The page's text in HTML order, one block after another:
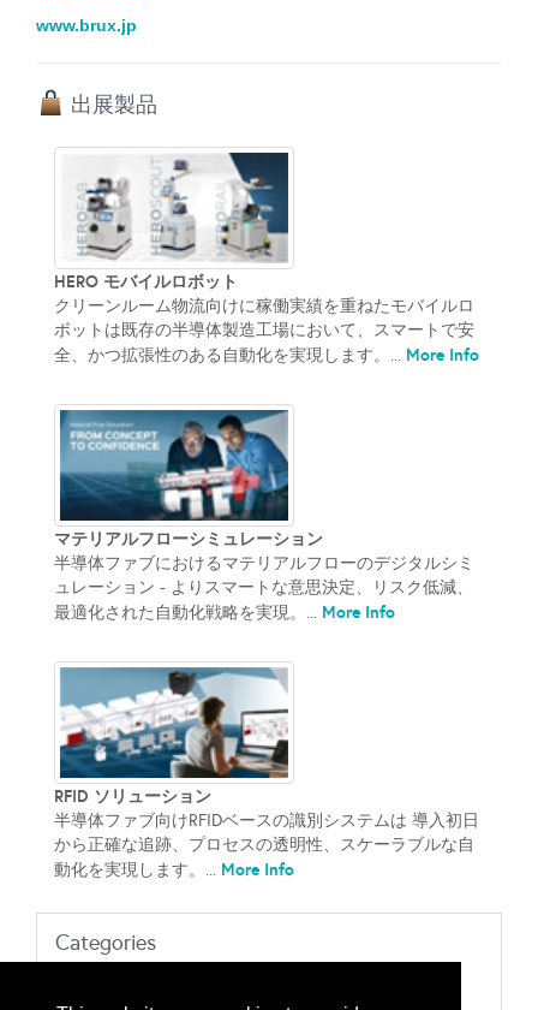
www.brux.jp
出展製品
HERO モバイルロボット
クリーンルーム物流向けに稼働実績を重ねたモバイルロ
ボットは既存の半導体製造工場において、スマートで安
全、かつ拡張性のある自動化を実現します。... More Info
マテリアルフローシミュレーション
半導体ファブにおけるマテリアルフローのデジタルシミ
ュレーション - よりスマートな意思決定、リスク低減、
最適化された自動化戦略を実現。... More Info
RFID ソリューション
半導体ファブ向けRFIDベースの識別システムは 導入初日
から正確な追跡、プロセスの透明性、スケーラブルな自
動化を実現します。... More Info
Categories